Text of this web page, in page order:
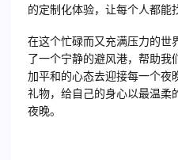
的定制化体验，让每个人都能
在这个忙碌而又充满压力的世
了一个宁静的避风港，帮助我
加平和的心态去迎接每一个夜
礼物，给自己的身心以最温柔
夜晚。